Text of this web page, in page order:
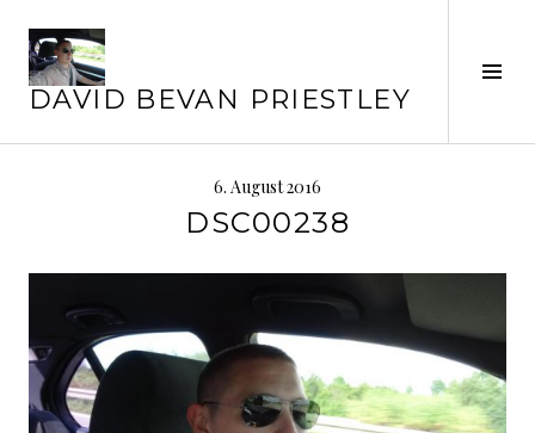
zum
Inhalt
DAVID BEVAN PRIESTLEY
6. August 2016
DSC00238